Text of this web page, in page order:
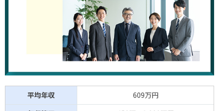
平均年収
609万円